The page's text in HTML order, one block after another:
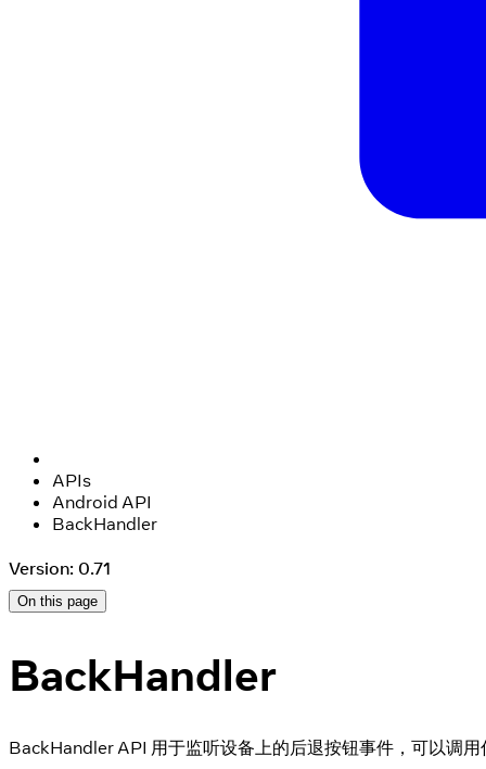
APIs
Android API
BackHandler
Version: 0.71
On this page
BackHandler
BackHandler API 用于监听设备上的后退按钮事件，可以调